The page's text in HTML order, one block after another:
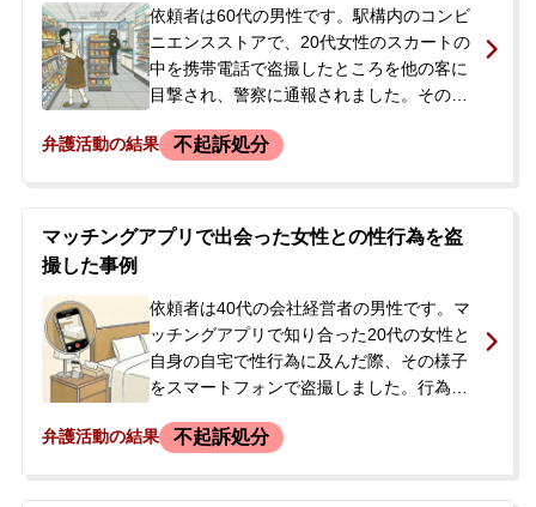
詳細は本人から拒否されているため教えら
れないと言われました。状況が全く分から
ず不安に思ったご家族から、当事務所にご
相談がありました。
依頼者は60代の男性です。駅構内のコンビ
ニエンスストアで、20代女性のスカートの
中を携帯電話で盗撮したところを他の客に
目撃され、警察に通報されました。その場
使用した携帯電話などを押収されました。
ていました。逮捕はされませんでしたが、
今後の刑事処分に不安を感じ、示談による
されました。
弁護活動の結果 不起訴処分
マッチングアプリで出会った女性との性行為を盗
撮した事例
依頼者は40代の会社経営者の男性です。マ
ッチングアプリで知り合った20代の女性と
自身の自宅で性行為に及んだ際、その様子
をスマートフォンで盗撮しました。行為の
に通報されました。依頼者は警察署へ任意
弁護活動の結果 不起訴処分